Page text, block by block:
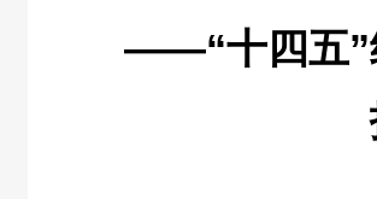
——“十四五”